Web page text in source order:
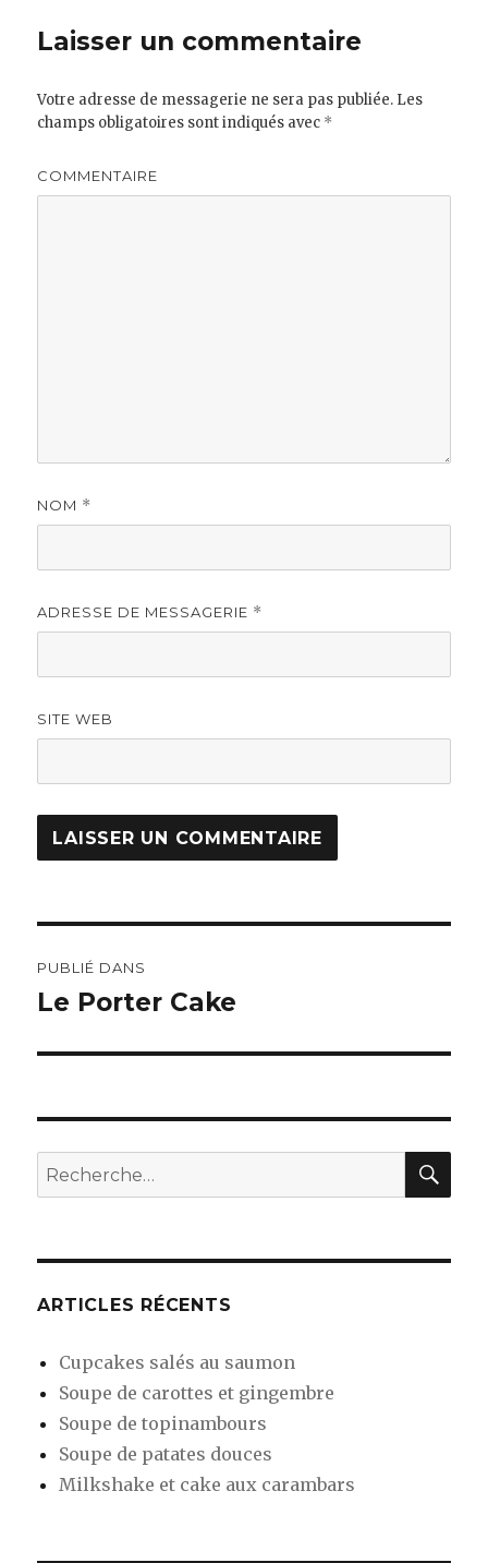
Laisser un commentaire
Votre adresse de messagerie ne sera pas publiée. Les
champs obligatoires sont indiqués avec *
COMMENTAIRE
NOM *
ADRESSE DE MESSAGERIE *
SITE WEB
de
PUBLIÉ DANS
Le Porter Cake
Recherche
pour
ARTICLES RÉCENTS
Cupcakes salés au saumon
Soupe de carottes et gingembre
Soupe de topinambours
Soupe de patates douces
Milkshake et cake aux carambars